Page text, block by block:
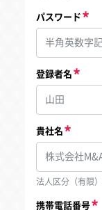
パスワード
登録者名
貴社名
法人区分（有限
携帯電話番号